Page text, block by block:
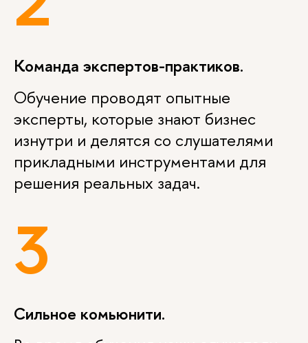
Команда экспертов-практиков.
Обучение проводят опытные
эксперты, которые знают бизнес
изнутри и делятся со слушателями
прикладными инструментами для
решения реальных задач.
3
Сильное комьюнити.